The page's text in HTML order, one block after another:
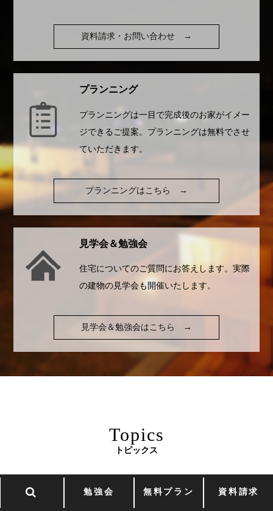
勉強会 無料プラン 資料請求
資料請求・お問い合わせ →
プランニング
プランニングは一目で完成後のお家がイメー
ジできるご提案。プランニングは無料でさせ
ていただきます。
プランニングはこちら →
見学会＆勉強会
住宅についてのご質問にお答えします。実際
の建物の見学会も開催いたします。
見学会＆勉強会はこちら →
Topics
トピックス